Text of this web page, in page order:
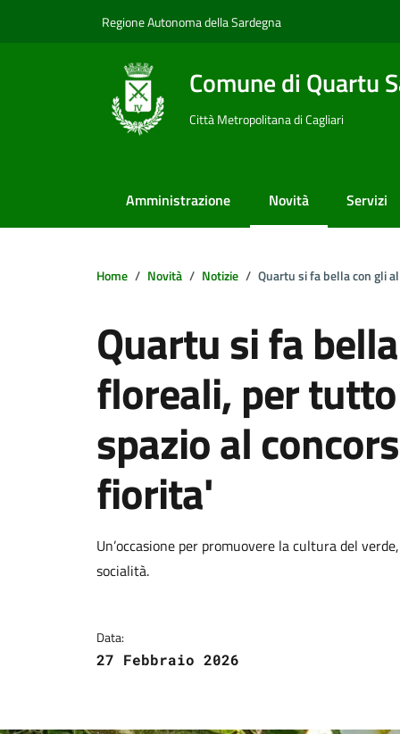
Regione Autonoma della Sardegna
Comune di Quartu
Città Metropolitana di Cagliari
Amministrazione Novità Servizi
Home Novità Notizie Quartu si fa bella con gli
Quartu si fa
floreali, per
spazio al
fiorita'
Dettagli della
Un’occasione per promuovere la cultura del
socialità.
Data:
27 Febbraio 2026